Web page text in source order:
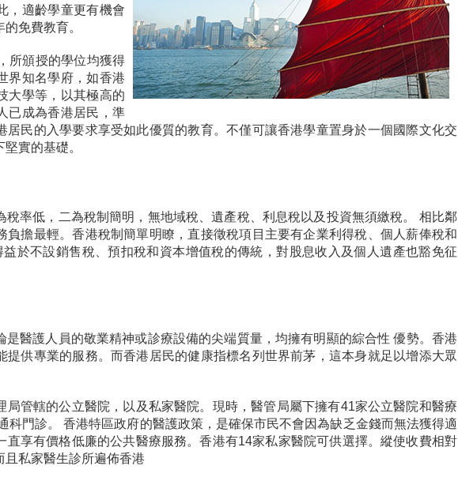
，適齡學童更有機會
免費教育。
所頒授的學位均獲得
界知名學府，如香港
大學等，以其極高的
已成為香港居民，準
居民的入學要求享受如此優質的教育。不僅可讓香港學童置身於一個國際文化交
實的基礎。
稅率低，二為稅制簡明，無地域稅、遺產稅、利息稅以及投資無須繳稅。 相比鄰
負擔最輕。香港稅制簡單明瞭，直接徵稅項目主要有企業利得稅、個人薪俸稅和
於不設銷售稅、預扣稅和資本增值稅的傳統，對股息收入及個人遺產也豁免征
是醫護人員的敬業精神或診療設備的尖端質量，均擁有明顯的綜合性 優勢。香港
提供專業的服務。而香港居民的健康指標名列世界前茅，這本身就足以增添大眾
局管轄的公立醫院，以及私家醫院。現時，醫管局屬下擁有41家公立醫院和醫療
科門診。 香港特區政府的醫護政策，是確保市民不會因為缺乏金錢而無法獲得適
直享有價格低廉的公共醫療服務。香港有14家私家醫院可供選擇。縱使收費相對
私家醫生診所遍佈香港